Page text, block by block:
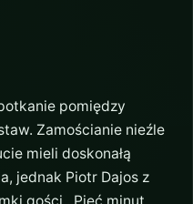
pomiędzy
Zamościanie nieźle
mieli doskonałą
jednak Piotr Dajos z